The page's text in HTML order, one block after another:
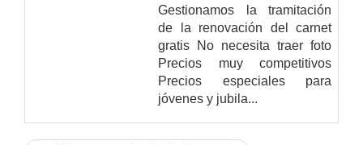
Gestionamos la tramitación
de la renovación del carnet
gratis No necesita traer foto
Precios muy competitivos
Precios especiales para
jóvenes y jubila...